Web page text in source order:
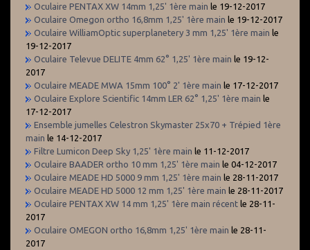
Oculaire PENTAX XW 14mm 1,25' 1ère main le 19-12-2017
Oculaire Omegon ortho 16,8mm 1,25' 1ère main le 19-12-2017
Oculaire WilliamOptic superplanetery 3 mm 1,25' 1ère main le
19-12-2017
Oculaire Televue DELITE 4mm 62° 1,25' 1ère main le 19-12-
2017
Oculaire MEADE MWA 15mm 100° 2' 1ère main le 17-12-2017
Oculaire Explore Scientific 14mm LER 62° 1,25' 1ère main le
17-12-2017
Ensemble jumelles Celestron Skymaster 25x70 + Trépied 1ère
main le 14-12-2017
Filtre Lumicon Deep Sky 1,25' 1ère main le 11-12-2017
Oculaire BAADER ortho 10 mm 1,25' 1ère main le 04-12-2017
Oculaire MEADE HD 5000 9 mm 1,25' 1ère main le 28-11-2017
Oculaire MEADE HD 5000 12 mm 1,25' 1ère main le 28-11-2017
Oculaire PENTAX XW 14 mm 1,25' 1ère main récent le 28-11-
2017
Oculaire OMEGON ortho 16,8mm 1,25' 1ère main le 28-11-
2017